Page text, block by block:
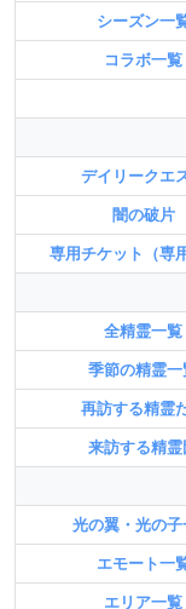
シーズン一
コラボ一覧
デイリークエ
闇の破片
専用チケット（専
全精霊一覧
季節の精霊一
再訪する精霊
来訪する精霊
光の翼・光の子
エモート一
エリア一覧